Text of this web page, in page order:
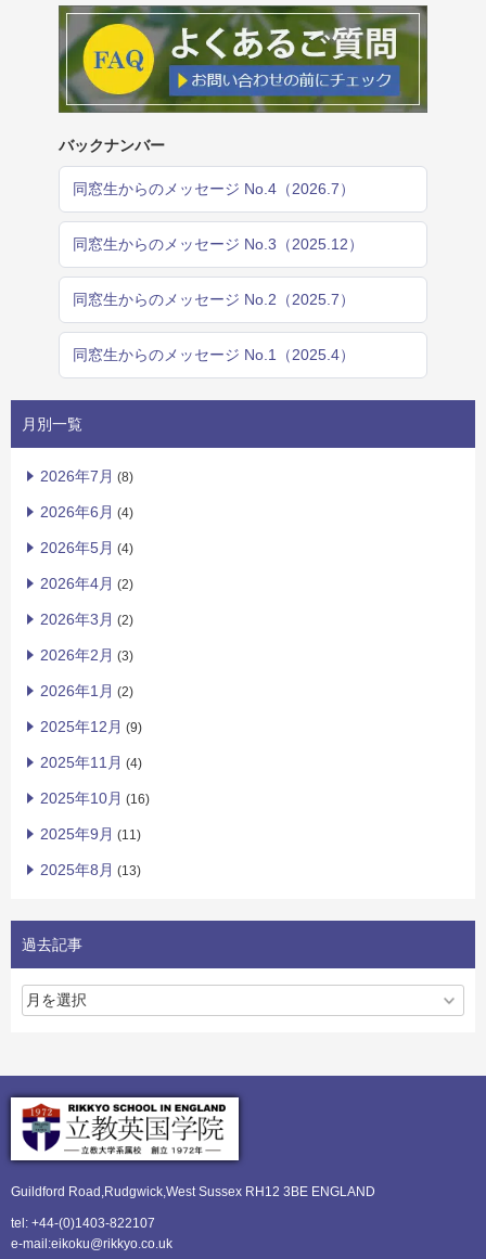
バックナンバー
同窓生からのメッセージ No.4（2026.7）
同窓生からのメッセージ No.3（2025.12）
同窓生からのメッセージ No.2（2025.7）
同窓生からのメッセージ No.1（2025.4）
月別一覧
2026年7月 (8)
2026年6月 (4)
2026年5月 (4)
2026年4月 (2)
2026年3月 (2)
2026年2月 (3)
2026年1月 (2)
2025年12月 (9)
2025年11月 (4)
2025年10月 (16)
2025年9月 (11)
2025年8月 (13)
過去記事
Guildford Road,Rudgwick,West Sussex RH12 3BE ENGLAND
tel: +44-(0)1403-822107
e-mail:eikoku@rikkyo.co.uk